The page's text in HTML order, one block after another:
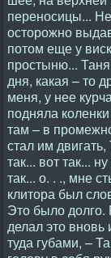
переносицы...
осторожно
потом еще у
простыню...
дня, какая – то
меня, у нее
подняла
там – в
стал им
так... вот так...
так... о. . ., мне
клитора был
Это было долго.
делал это вновь
туда губами, –